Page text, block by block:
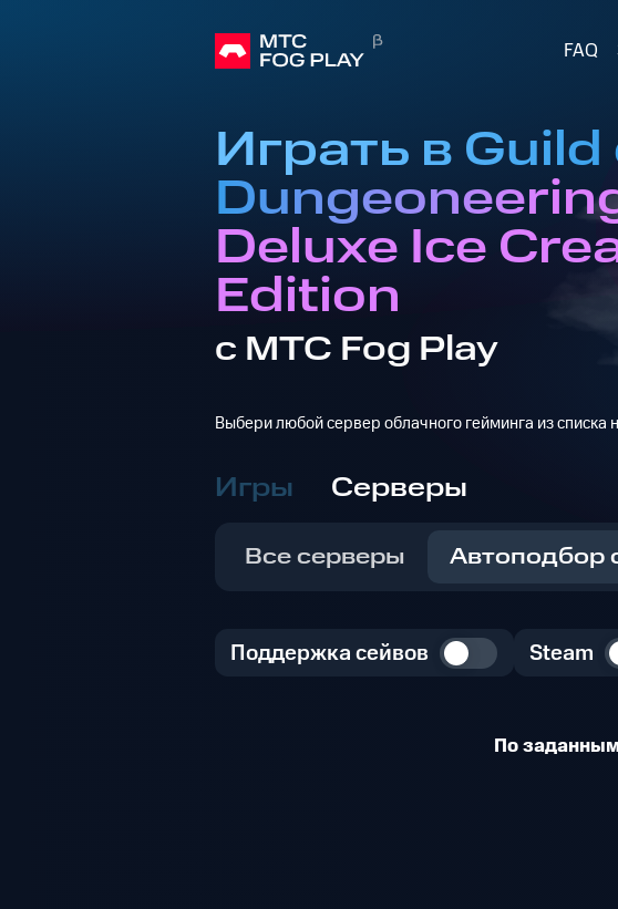
FAQ
Играть в
Deluxe Ice
Edition
с МТС Fog Play
Выбери любой сервер облачного гейминга из списка
Игры Серверы
Все серверы Автоподбор
Поддержка сейвов Steam
По